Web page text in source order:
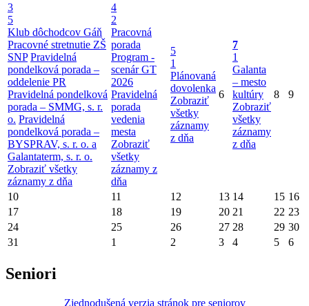
3
5
Klub dôchodcov Gáň
Pracovné stretnutie ZŠ
SNP Pravidelná
pondelková porada –
oddelenie PR
Pravidelná pondelková
porada – SMMG, s. r.
o. Pravidelná
pondelková porada –
BYSPRAV, s. r. o. a
Galantaterm, s. r. o.
Zobraziť všetky
záznamy z dňa
4
2
Pracovná
porada
Program -
scenár GT
2026
Pravidelná
porada
vedenia
mesta
Zobraziť
všetky
záznamy z
dňa
5
1
Plánovaná
dovolenka
Zobraziť
všetky
záznamy
z dňa
6
7
1
Galanta
– mesto
kultúry
Zobraziť
všetky
záznamy
z dňa
8 9
10 11 12 13 14 15 16
17
18 19 20 21 22 23
24
25 26 27 28 29 30
31
1 2 3 4 5 6
Seniori
Zjednodušená verzia stránok pre seniorov